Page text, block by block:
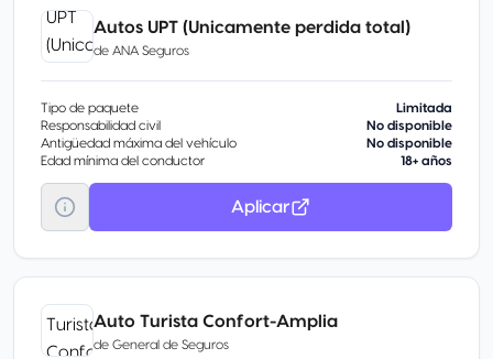
Autos UPT (Unicamente perdida total)
de ANA Seguros
Tipo de paquete
Limitada
Responsabilidad civil
No disponible
Antigüedad máxima del vehículo
No disponible
Edad mínima del conductor
18+ años
Aplicar
Auto Turista Confort-Amplia
de General de Seguros